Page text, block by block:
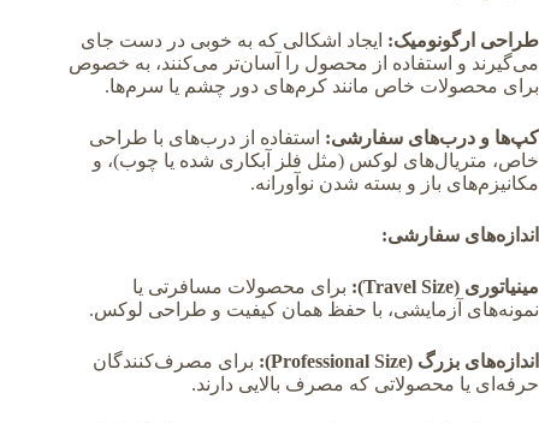
طراحی ارگونومیک: ایجاد اشکالی که به خوبی در دست جای
می‌گیرند و استفاده از محصول را آسان‌تر می‌کنند، به خصوص
برای محصولات خاص مانند کرم‌های دور چشم یا سرم‌ها.
کپ‌ها و درب‌های سفارشی: استفاده از درب‌های با طراحی
خاص، متریال‌های لوکس (مثل فلز آبکاری شده یا چوب)، و
مکانیزم‌های باز و بسته شدن نوآورانه.
اندازه‌های سفارشی:
مینیاتوری (Travel Size):
برای محصولات مسافرتی یا
نمونه‌های آزمایشی، با حفظ همان کیفیت و طراحی لوکس.
اندازه‌های بزرگ (Professional Size):
برای مصرف‌کنندگان
حرفه‌ای یا محصولاتی که مصرف بالایی دارند.